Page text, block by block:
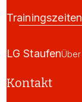
Trainingszeiten
LG Staufen
Kontakt